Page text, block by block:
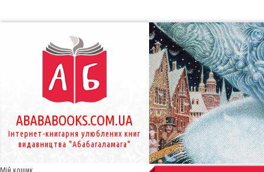
ABABABOOKS.COM.UA
Інтернет-книгарня улюблених книг
видавництва "Абабагаламага"